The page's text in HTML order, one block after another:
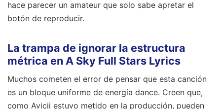
hace parecer un amateur que solo sabe apretar el
botón de reproducir.
La trampa de ignorar la estructura
métrica en A Sky Full Stars Lyrics
Muchos cometen el error de pensar que esta canción
es un bloque uniforme de energía dance. Creen que,
como Avicii estuvo metido en la producción, pueden